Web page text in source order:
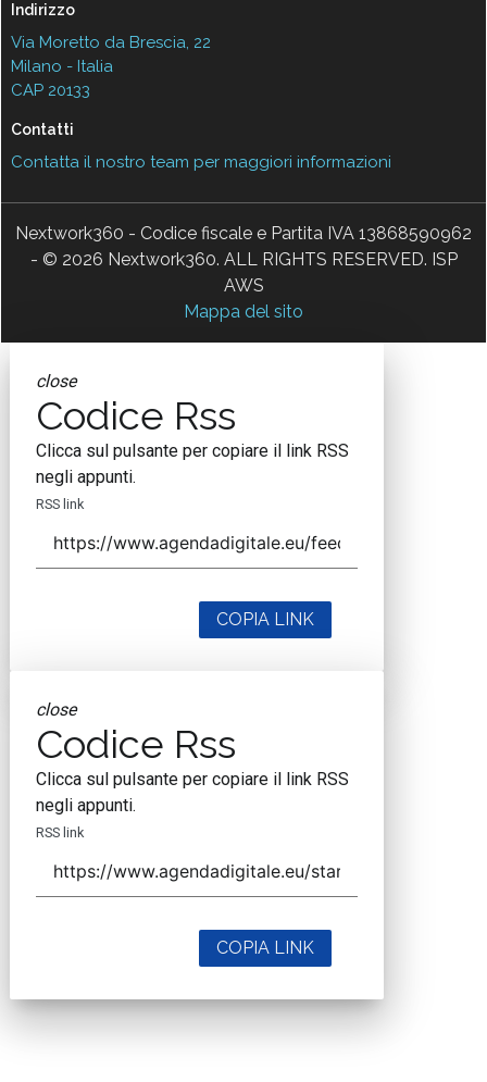
Indirizzo
Via Moretto da Brescia, 22
Milano - Italia
CAP 20133
Contatti
Contatta il nostro team per maggiori informazioni
Nextwork360 - Codice fiscale e Partita IVA 13868590962
- © 2026 Nextwork360. ALL RIGHTS RESERVED. ISP
AWS
Mappa del sito
close
Codice Rss
Clicca sul pulsante per copiare il link RSS
negli appunti.
RSS link
COPIA LINK
close
Codice Rss
Clicca sul pulsante per copiare il link RSS
negli appunti.
RSS link
COPIA LINK